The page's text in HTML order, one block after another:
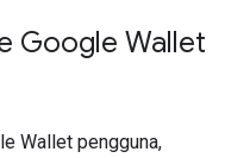
Google Wallet
Wallet pengguna,